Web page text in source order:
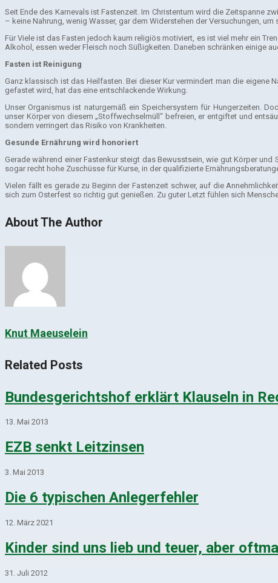
Seit Ende des Karnevals ist Fastenzeit. Im Christentum wird die Zeitspanne
– keine Nahrung, wenig Wasser, gar dem Widerstehen der Versuchungen,
Für Viele ist das Fasten jedoch kaum religiös motiviert, es ist viel mehr ein
Alkohol, essen weder Fleisch noch Süßigkeiten. Daneben schränken einige
Fasten ist Reinigung
Ganz klassisch ist das Heilfasten. Bei dieser Kur vermindert man die eigene
gefastet wird, hat das eine entschlackende Wirkung.
Unser Organismus ist naturgemäß ein Speichersystem für Hungerzeiten.
unser Körper von diesem „Stoffwechselmüll“ befreien, er entgiftet und
sondern verringert das Risiko von Krankheiten.
Gesunde Ernährung wird honoriert
Gerade während einer Fastenkur steigt das Bewusstsein, wie gut Körper
sogar recht hohe Zuschüsse für Kurse, in der qualifizierte
Vielen fällt es gerade zu Beginn der Fastenzeit schwer, auf die
sich zum Osterfest so richtig gut genießen. Zu guter Letzt fühlen sich
About The Author
Knut Maeuselein
Related Posts
Bundesgerichtshof erklärt Klauseln in
13. Mai 2013
EZB senkt Leitzinsen
3. Mai 2013
Die 6 typischen Anlegerfehler
12. März 2021
Kinder sind uns lieb und teuer, aber
31. Juli 2012